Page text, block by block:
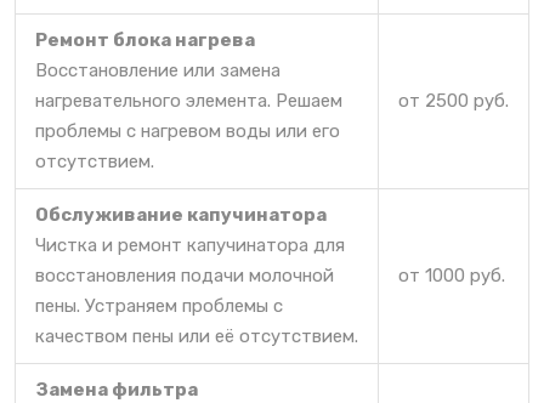
Ремонт блока нагрева
Восстановление или замена
нагревательного элемента. Решаем
проблемы с нагревом воды или его
отсутствием.
от 2500 руб.
Обслуживание капучинатора
Чистка и ремонт капучинатора для
восстановления подачи молочной
пены. Устраняем проблемы с
качеством пены или её отсутствием.
от 1000 руб.
Замена фильтра